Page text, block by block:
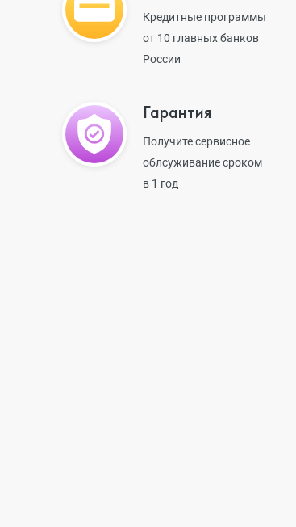
Кредитные программы
от 10 главных банков
России
Гарантия
Получите сервисное
облсуживание сроком
в 1 год